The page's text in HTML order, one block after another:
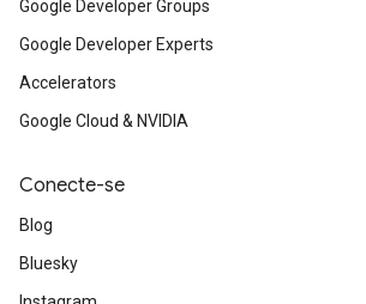
Google Developer Groups
Google Developer Experts
Accelerators
Google Cloud & NVIDIA
Conecte-se
Blog
Bluesky